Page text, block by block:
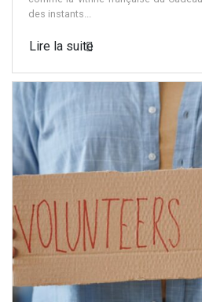
des instants...
Lire la suite